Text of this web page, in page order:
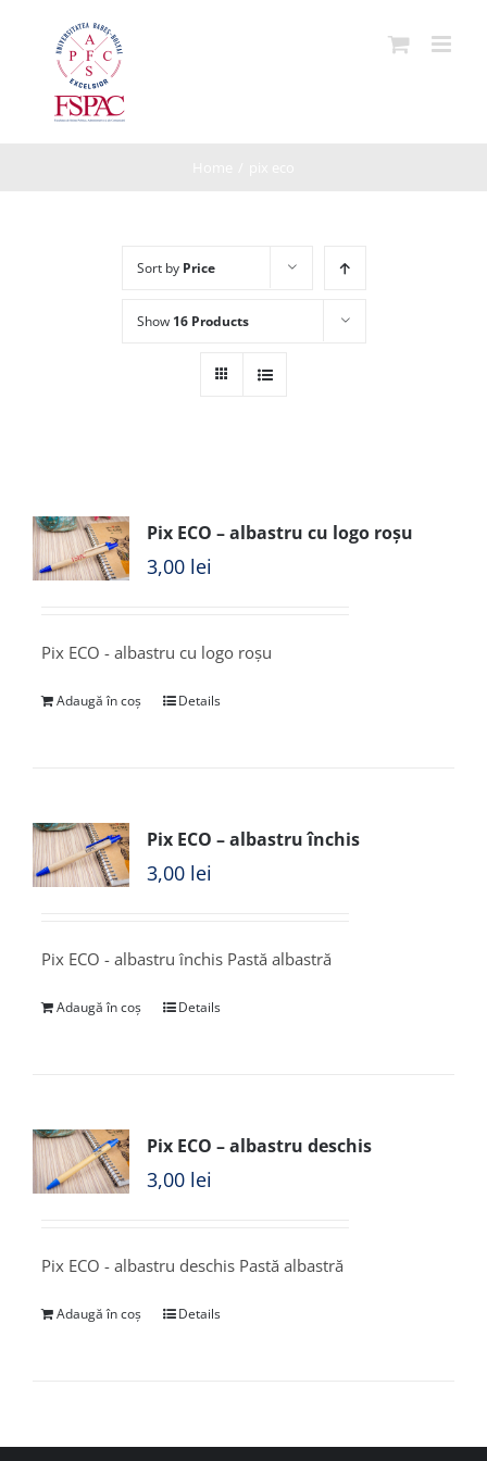
Sort by Price
Show 16 Products
Pix ECO – albastru cu logo roșu
3,00 lei
Pix ECO - albastru cu logo roșu
Adaugă în coș Details
Pix ECO – albastru închis
3,00 lei
Pix ECO - albastru închis Pastă albastră
Adaugă în coș Details
Pix ECO – albastru deschis
3,00 lei
Pix ECO - albastru deschis Pastă albastră
Adaugă în coș Details